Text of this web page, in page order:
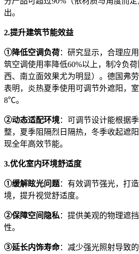
出。
2.提升建筑节能效益
①降低空调负荷：研究显示，合理应
筑空调使用率降低60%以上，制冷负荷
西、南立面效果尤为明显）。德国弗
表明，炎热夏季使用可调节外遮阳，
8℃。
②动态适配环境：可调节设计能根据
整，夏季阻隔烈日隔热，冬季收起遮
现全年高效节能。
3.优化室内环境舒适度
①缓解眩光问题：有效调节强光，打
境，提升视觉舒适度。
②保障空间隐私：提供美观的物理遮
性。
③延长内饰寿命：减少强光照射导致